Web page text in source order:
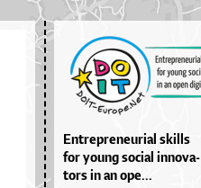
En­tre­pre­ne­u­ri­al skil­ls
for yo­u­ng so­ci­al in­no­va­
to­rs in an ope...